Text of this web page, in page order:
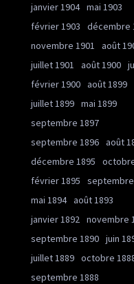
janvier 1904 mai 1903
février 1903
décembre
novembre 1901
août
juillet 1901
août 1900
février 1900 août 1899
juillet 1899 mai 1899
septembre 1897
septembre 1896 août
décembre 1895
février 1895
mai 1894 août 1893
janvier 1892 novembre
septembre 1890 juin
juillet 1889 octobre
septembre 1888